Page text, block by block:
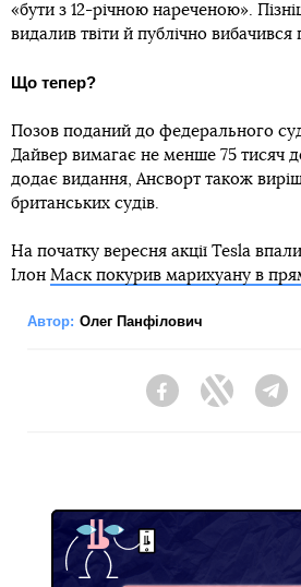
«бути з 12-річною нареченою».
видалив твіти й публічно вибачився
Що тепер?
Позов поданий до федерального
Дайвер вимагає не менше 75 тисяч
додає видання, Ансворт також
британських судів.
На початку вересня акції Tesla
Ілон Маск покурив марихуану в
Автор: Олег Панфілович
FacebookTwitter